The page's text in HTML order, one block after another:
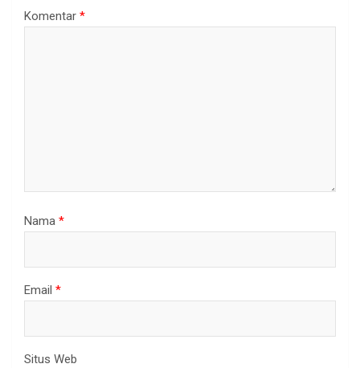
Komentar *
Nama *
Email *
Situs Web